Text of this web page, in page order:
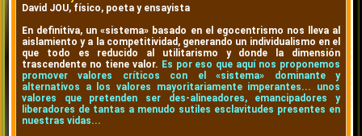
David JOU, físico, poeta y ensayista
En definitiva, un «sistema» basado en el egocentrismo nos lleva al
aislamiento y a la competitividad, generando un individualismo en el
que todo es reducido al utilitarismo y donde la dimensión
trascendente no tiene valor. Es por eso que aquí nos proponemos
promover valores críticos con el «sistema» dominante y
alternativos a los valores mayoritariamente imperantes... unos
valores que pretenden ser des-alineadores, emancipadores y
liberadores de tantas a menudo sutiles esclavitudes presentes en
nuestras vidas...